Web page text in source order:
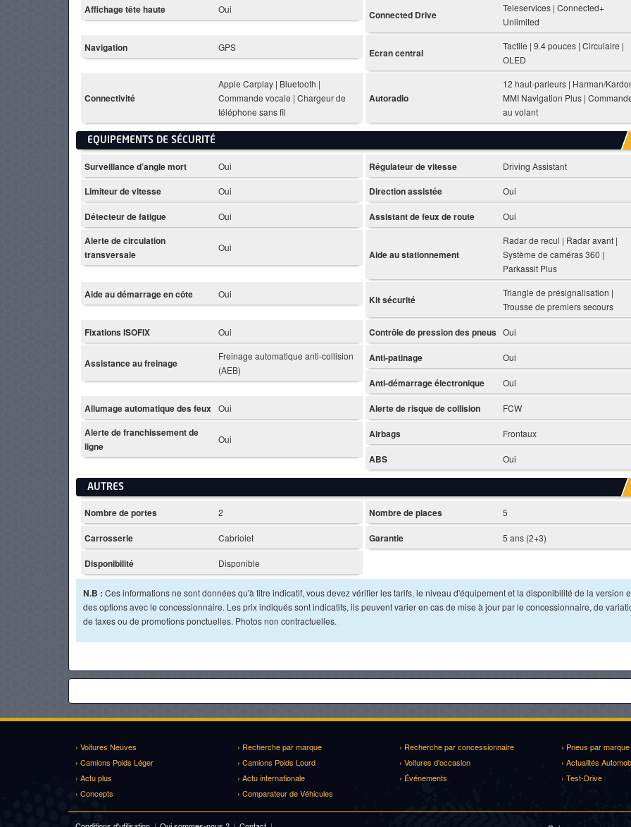
Affichage tête haute Oui Connected Drive
Teleservices | Connected+
Unlimited
Navigation GPS Ecran central
Tactile | 9.4 pouces | Circulaire |
OLED
Connectivité
Apple Carplay | Bluetooth |
Commande vocale | Chargeur de
téléphone sans fil
Autoradio
12 haut-parleurs | Harman/
MMI Navigation Plus |
au volant
EQUIPEMENTS DE SÉCURITÉ
Surveillance d’angle mort Oui Régulateur de vitesse Driving Assistant
Limiteur de vitesse Oui Direction assistée Oui
Détecteur de fatigue Oui Assistant de feux de route Oui
Alerte de circulation
transversale
Oui
Aide au stationnement
Radar de recul | Radar avant |
Système de caméras 360 |
Parkassit Plus
Aide au démarrage en côte Oui Kit sécurité
Triangle de présignalisation |
Trousse de premiers secours
Fixations ISOFIX Oui Contrôle de pression des pneus Oui
Assistance au freinage
Freinage automatique anti-collision
(AEB)
Anti-patinage Oui
Anti-démarrage électronique Oui
Allumage automatique des feux Oui Alerte de risque de collision FCW
Alerte de franchissement de
ligne
Oui Airbags Frontaux
ABS Oui
AUTRES
Nombre de portes 2 Nombre de places 5
Carrosserie Cabriolet Garantie 5 ans (2+3)
Disponibilité Disponible
N.B : Ces informations ne sont données qu'à titre indicatif, vous devez vérifier les tarifs, le niveau d'équipement et la disponibilité de la version
des options avec le concessionnaire. Les prix indiqués sont indicatifs, ils peuvent varier en cas de mise à jour par le concessionnaire, de
de taxes ou de promotions ponctuelles. Photos non contractuelles.
› Voitures Neuves › Recherche par marque › Recherche par concessionnaire
› Pneus par marque
› Camions Poids Léger
› Camions Poids Lourd › Voitures d'occasion
› Actualités
› Actu plus
› Actu internationale › Événements
› Test-Drive
› Concepts
› Comparateur de Véhicules